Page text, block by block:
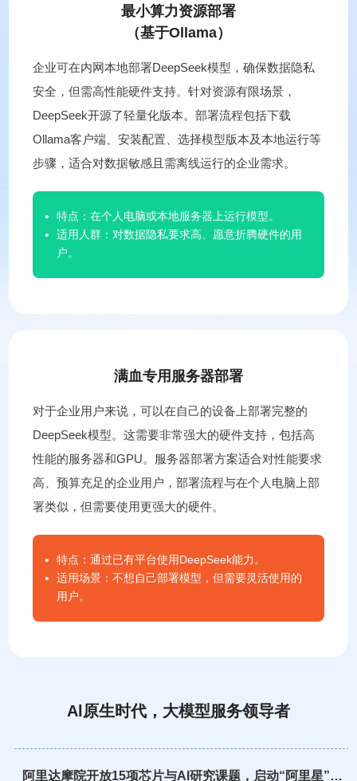
最小算力资源部署
（基于Ollama）
企业可在内网本地部署DeepSeek模型，确保数据隐私
安全，但需高性能硬件支持。针对资源有限场景，
DeepSeek开源了轻量化版本。部署流程包括下载
Ollama客户端、安装配置、选择模型版本及本地运行等
步骤，适合对数据敏感且需离线运行的企业需求。
特点：在个人电脑或本地服务器上运行模型。
适用人群：对数据隐私要求高、愿意折腾硬件的用
户。
满血专用服务器部署
对于企业用户来说，可以在自己的设备上部署完整的
DeepSeek模型。这需要非常强大的硬件支持，包括高
性能的服务器和GPU。服务器部署方案适合对性能要求
高、预算充足的企业用户，部署流程与在个人电脑上部
署类似，但需要使用更强大的硬件。
特点：通过已有平台使用DeepSeek能力。
适用场景：不想自己部署模型，但需要灵活使用的
用户。
Al原生时代，大模型服务领导者
阿里达摩院开放15项芯片与AI研究课题，启动“阿里星”顶